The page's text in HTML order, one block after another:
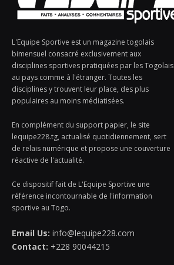
L'Equipe Sportive est un magazine togolais
bimensuel consacré exclusivement aux
disciplines sportives pratiquées par les Togolais
au pays comme à l'étranger. Toutes les
disciplines y trouvent leur place, des plus
populaires au moins médiatisées.
En complément du support papier, le site
lequipe228.tg, actualisé quotidiennement, sert
de relais numérique et propose une couverture
réactive de l'actualité.
Ce dispositif fait de L'Equipe Sportive une
référence incontournable de l'information
sportive au Togo.
Email Us: info@lequipe228.com
Contact: +228 90044215